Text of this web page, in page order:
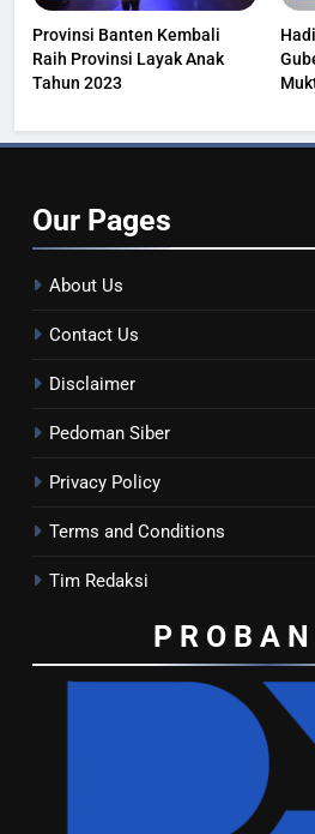
Provinsi Banten Kembali
Raih Provinsi Layak Anak
Tahun 2023
Our Pages
About Us
Contact Us
Disclaimer
Pedoman Siber
Privacy Policy
Terms and Conditions
Tim Redaksi
P R O B A N